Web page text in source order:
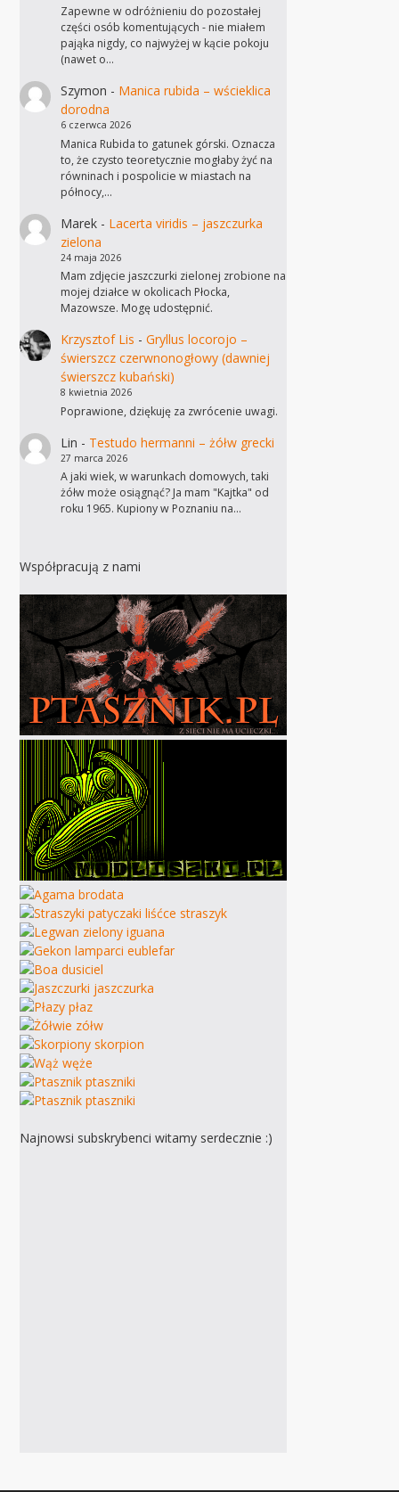
Zapewne w odróżnieniu do pozostałej
części osób komentujących - nie miałem
pająka nigdy, co najwyżej w kącie pokoju
(nawet o…
Szymon - Manica rubida – wścieklica
dorodna
6 czerwca 2026
Manica Rubida to gatunek górski. Oznacza
to, że czysto teoretycznie mogłaby żyć na
równinach i pospolicie w miastach na
północy,…
Marek- Lacerta viridis – jaszczurka
zielona
24 maja 2026
Mam zdjęcie jaszczurki zielonej zrobione na
mojej działce w okolicach Płocka,
Mazowsze. Mogę udostępnić.
Krzysztof Lis - Gryllus locorojo –
świerszcz czerwnonogłowy (dawniej
świerszcz kubański)
8 kwietnia 2026
Poprawione, dziękuję za zwrócenie uwagi.
Lin - Testudo hermanni – żółw grecki
27 marca 2026
A jaki wiek, w warunkach domowych, taki
żółw może osiągnąć? Ja mam "Kajtka" od
roku 1965. Kupiony w Poznaniu na…
Współpracują z nami
Najnowsi subskrybenci witamy serdecznie :)